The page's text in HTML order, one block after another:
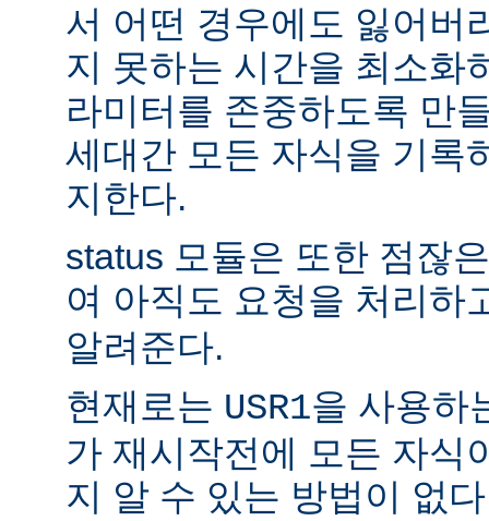
서 어떤 경우에도 잃어버
지 못하는 시간을 최소화
라미터를 존중하도록 만
세대간 모든 자식을 기록
지한다.
status 모듈은 또한 점잖
여 아직도 요청을 처리하
알려준다.
현재로는 USR1을 사용하
가 재시작전에 모든 자식
지 알 수 있는 방법이 없